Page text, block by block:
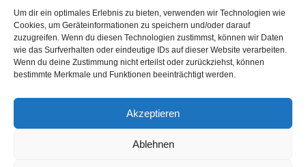
Um dir ein optimales Erlebnis zu bieten, verwenden wir Technologien wie
Cookies, um Geräteinformationen zu speichern und/oder darauf
zuzugreifen. Wenn du diesen Technologien zustimmst, können wir Daten
wie das Surfverhalten oder eindeutige IDs auf dieser Website verarbeiten.
Wenn du deine Zustimmung nicht erteilst oder zurückziehst, können
bestimmte Merkmale und Funktionen beeinträchtigt werden.
Akzeptieren
Ablehnen